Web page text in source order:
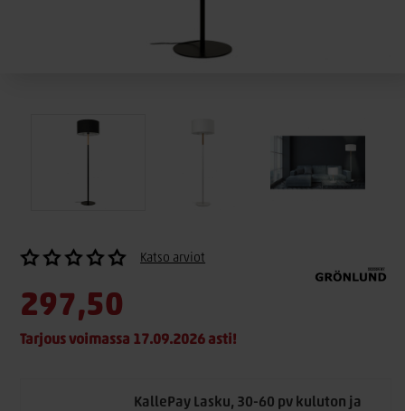
Katso arviot
297,50
Tarjous voimassa 17.09.2026 asti!
KallePay Lasku, 30-60 pv kuluton ja